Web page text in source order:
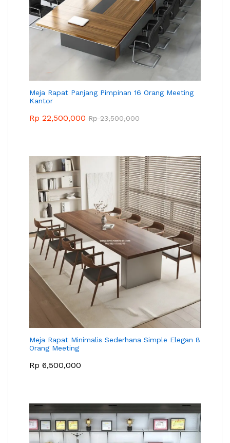
Meja Rapat Panjang Pimpinan 16 Orang Meeting
Kantor
Rp 22,500,000 Rp23,500,000
Meja Rapat Minimalis Sederhana Simple Elegan 8
Orang Meeting
Rp 6,500,000